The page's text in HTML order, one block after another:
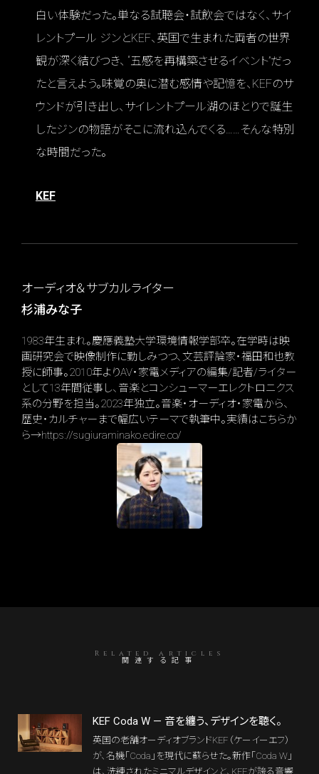
白い体験だった。単なる試聴会・試飲会ではなく、サイ
レントプール ジンとKEF、英国で生まれた両者の世界
観が深く結びつき、 “五感を再構築させるイベント”だっ
たと言えよう。味覚の奥に潜む感情や記憶を、KEFのサ
ウンドが引き出し、サイレントプール湖のほとりで誕生
したジンの物語がそこに流れ込んでくる……そんな特別
な時間だった。
KEF
オーディオ＆サブカルライター
杉浦みな子
1983年生まれ。慶應義塾大学環境情報学部卒。在学時は映
画研究会で映像制作に勤しみつつ、文芸評論家・福田和也教
授に師事。2010年よりAV・家電メディアの編集/記者/ライター
として13年間従事し、音楽とコンシューマーエレクトロニクス
系の分野を担当。2023年独立。音楽・オーディオ・家電から、
歴史・カルチャーまで幅広いテーマで執筆中。実績はこちらか
ら→https://sugiuraminako.edire.co/
Related articles
関連する記事
KEF Coda W — 音を纏う、デザインを聴く。
英国の老舗オーディオブランドKEF（ケーイーエフ）
が、名機「Coda」を現代に蘇らせた。新作「Coda W」
は、洗練されたミニマルデザインと、KEFが誇る音響